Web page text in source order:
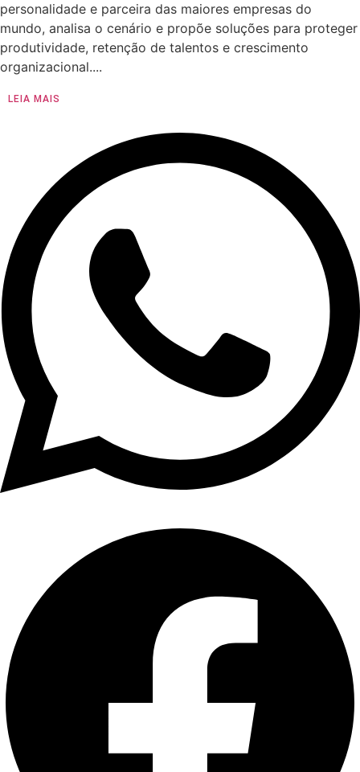
personalidade e parceira das maiores empresas do
mundo, analisa o cenário e propõe soluções para proteger
produtividade, retenção de talentos e crescimento
organizacional....
LEIA MAIS